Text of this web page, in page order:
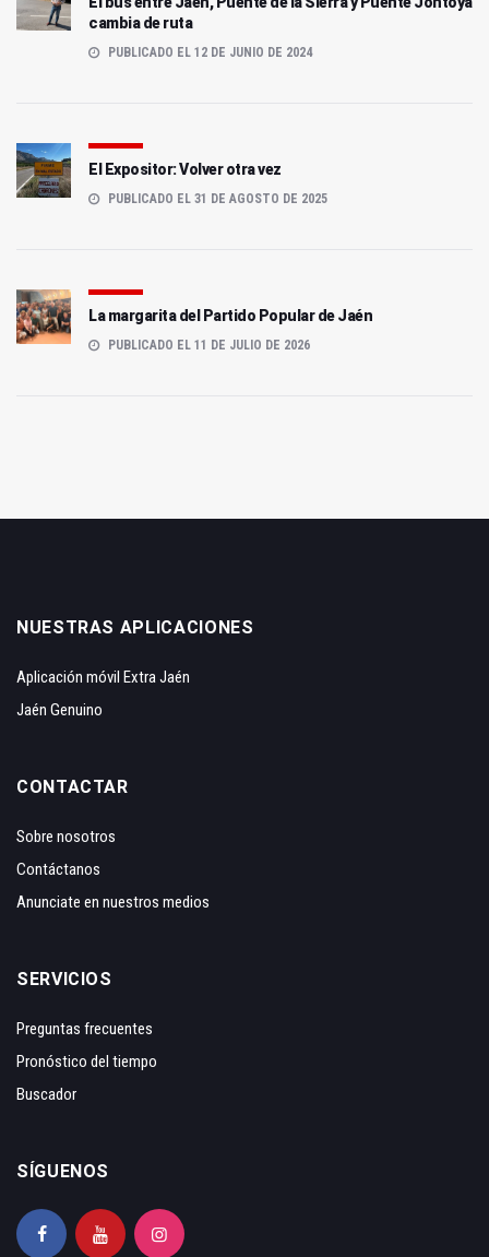
cambia de ruta
PUBLICADO EL 12 DE JUNIO DE 2024
El Expositor: Volver otra vez
PUBLICADO EL 31 DE AGOSTO DE 2025
La margarita del Partido Popular de Jaén
PUBLICADO EL 11 DE JULIO DE 2026
NUESTRAS APLICACIONES
Aplicación móvil Extra Jaén
Jaén Genuino
CONTACTAR
Sobre nosotros
Contáctanos
Anunciate en nuestros medios
SERVICIOS
Preguntas frecuentes
Pronóstico del tiempo
Buscador
SÍGUENOS